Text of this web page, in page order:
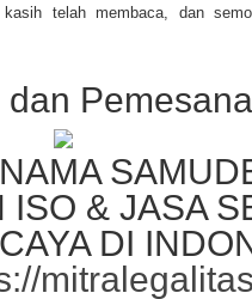
telah membaca, dan
dan
ISO & JASA
DI